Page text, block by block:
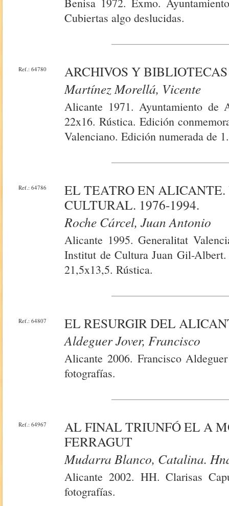
Cubiertas algo deslucidas.
Ref.: 64780
ARCHIVOS Y
Martínez Morellá, Vicente
Alicante 1971. Ayuntamiento de
22x16. Rústica. Edición
Valenciano. Edición numerada de
Ref.: 64786
EL TEATRO EN ALICANTE.
CULTURAL. 1976-1994.
Roche Cárcel, Juan Antonio
Alicante 1995. Generalitat
Institut de Cultura Juan Gil-
21,5x13,5. Rústica.
Ref.: 64807
EL RESURGIR DEL
Aldeguer Jover, Francisco
Alicante 2006. Francisco
fotografías.
Ref.: 64967
AL FINAL TRIUNFÓ EL A
FERRAGUT
Mudarra Blanco, Catalina.
Alicante 2002. HH. Clarisas
fotografías.